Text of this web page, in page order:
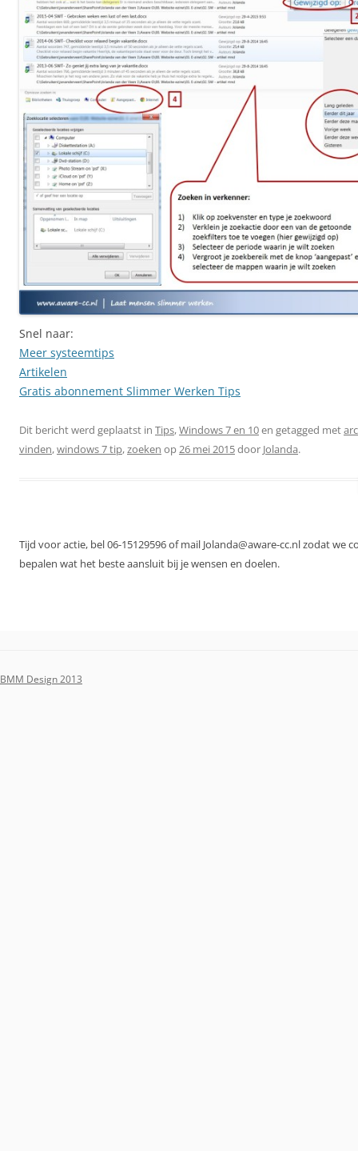
Snel naar:
Meer systeemtips
Artikelen
Gratis abonnement Slimmer Werken Tips
Dit bericht werd geplaatst in Tips,Windows 7 en 10en getagged met
vinden,windows 7 tip,zoeken op26 mei 2015door Jolanda.
Tijd voor actie, bel 06-15129596 of mail Jolanda@aware-cc.nl zodat we
bepalen wat het beste aansluit bij je wensen en doelen.
BMM Design 2013